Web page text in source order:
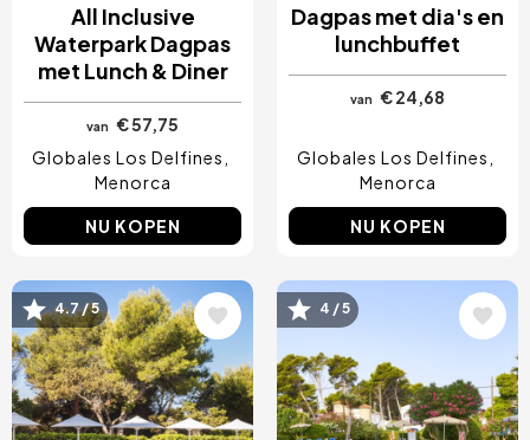
All Inclusive
Waterpark Dagpas
met Lunch & Diner
van
€ 57,75
Globales Los Delfines
Menorca
NU KOPEN
Dagpas met dia's en
lunchbuffet
van € 24,68
Globales Los Delfines
Menorca
NU KOPEN
Afbeelding
4.7 / 5 Afbeelding
4 / 5